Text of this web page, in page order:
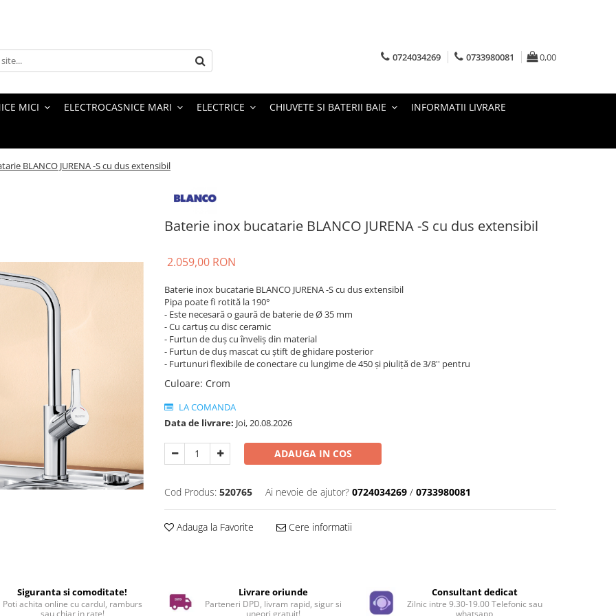
0724034269 0733980081 0,00
MICI ELECTROCASNICE MARI ELECTRICE CHIUVETE SI BATERII BAIE INFORMATII LIVRARE
BLANCO JURENA -S cu dus extensibil
Baterie inox bucatarie BLANCO JURENA -S cu dus extensibil
2.059,00 RON
Baterie inox bucatarie BLANCO JURENA -S cu dus extensibil
Pipa poate fi rotită la 190°
- Este necesară o gaură de baterie de Ø 35 mm
- Cu cartuș cu disc ceramic
- Furtun de duș cu înveliș din material
- Furtun de duș mascat cu știft de ghidare posterior
- Furtunuri flexibile de conectare cu lungime de 450 și piuliță de 3/8'' pentru
Culoare: Crom
LA COMANDA
Data de livrare: Joi, 20.08.2026
ADAUGA IN COS
Cod Produs: 520765 Ai nevoie de ajutor? 0724034269 / 0733980081
Adauga la Favorite Cere informatii
Siguranta si comoditate!
Poti achita online cu cardul, ramburs
Livrare oriunde
Parteneri DPD, livram rapid, sigur si
Consultant dedicat
Zilnic intre 9.30-19.00 Telefonic sau